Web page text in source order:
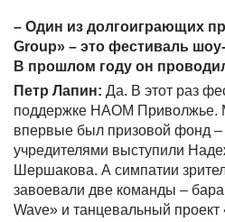
– Один из долгоиграющих
Group» – это фестиваль
В прошлом году он
Петр Лапин: Да. В этот раз
поддержке НАОМ Приволжье.
впервые был призовой фонд –
учредителями выступили
Шершакова. А симпатии
завоевали две команды –
Wave» и танцевальный